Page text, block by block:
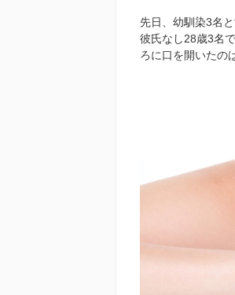
先日、幼馴染3名
彼氏なし28歳3名
ろに口を開いたの